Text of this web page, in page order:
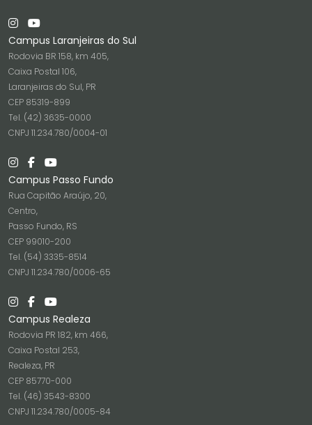
Campus Laranjeiras do Sul
Rodovia BR 158, km 405,
Caixa Postal 106,
Laranjeiras do Sul, PR
CEP 85319-899
Tel. (42) 3635-0000
CNPJ 11.234.780/0004-01
Campus Passo Fundo
Rua Capitão Araújo, 20,
Centro,
Passo Fundo, RS
CEP 99010-200
Tel. (54) 3335-8514
CNPJ 11.234.780/0006-65
Campus Realeza
Rodovia PR 182, km 466,
Caixa Postal 253,
Realeza, PR
CEP 85770-000
Tel. (46) 3543-8300
CNPJ 11.234.780/0005-84